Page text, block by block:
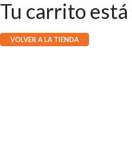
Tu carrito está
VOLVER A LA TIENDA